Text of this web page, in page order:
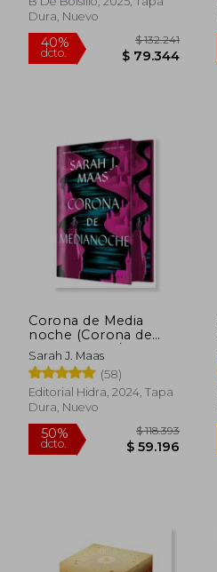
50%
$ 64.597
Dura, Nuevo
40% $ 132.241
Corona de Media
noche (Corona de
Medianoche / Trono
de Cristal 2)
Sarah J. Maas
(58)
Editorial Hidra, 2024, Tapa
Dura, Nuevo